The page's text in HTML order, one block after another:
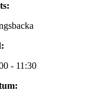
:
- 11:30